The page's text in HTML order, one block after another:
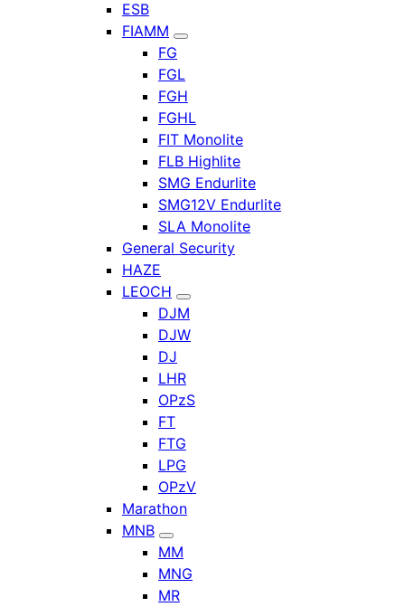
ESB
FIAMM
FG
FGL
FGH
FGHL
FIT Monolite
FLB Highlite
SMG Endurlite
SMG12V Endurlite
SLA Monolite
General Security
HAZE
LEOCH
DJM
DJW
DJ
LHR
OPzS
FT
FTG
LPG
OPzV
Marathon
MNB
MM
MNG
MR